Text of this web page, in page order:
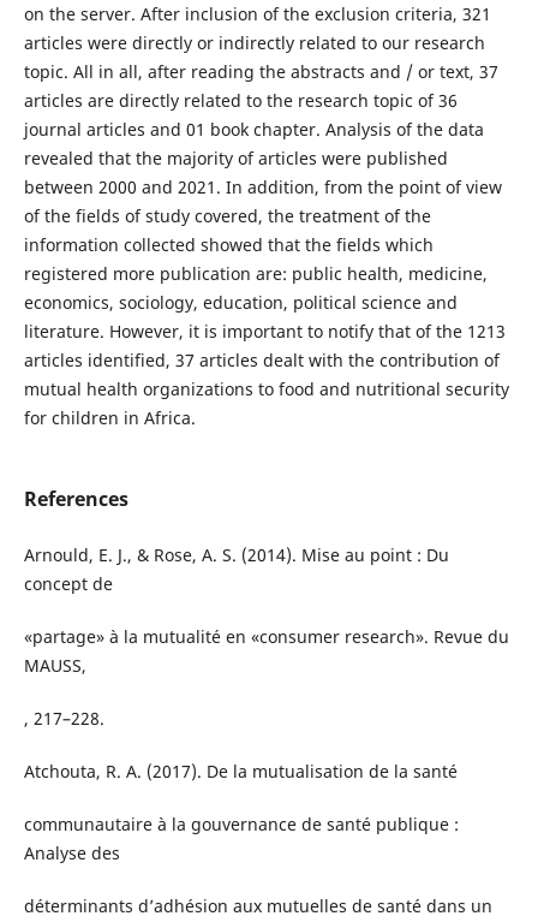
on the server. After inclusion of the exclusion criteria, 321
articles were directly or indirectly related to our research
topic. All in all, after reading the abstracts and / or text, 37
articles are directly related to the research topic of 36
journal articles and 01 book chapter. Analysis of the data
revealed that the majority of articles were published
between 2000 and 2021. In addition, from the point of view
of the fields of study covered, the treatment of the
information collected showed that the fields which
registered more publication are: public health, medicine,
economics, sociology, education, political science and
literature. However, it is important to notify that of the 1213
articles identified, 37 articles dealt with the contribution of
mutual health organizations to food and nutritional security
for children in Africa.
References
Arnould, E. J., & Rose, A. S. (2014). Mise au point : Du
concept de
«partage» à la mutualité en «consumer research». Revue du
MAUSS,
, 217–228.
Atchouta, R. A. (2017). De la mutualisation de la santé
communautaire à la gouvernance de santé publique :
Analyse des
déterminants d’adhésion aux mutuelles de santé dans un